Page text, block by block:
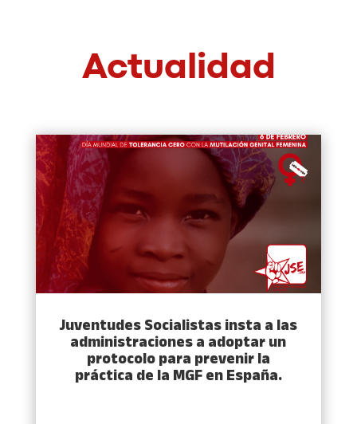
Actualidad
Juventudes Socialistas insta a las
administraciones a adoptar un
protocolo para prevenir la
práctica de la MGF en España.